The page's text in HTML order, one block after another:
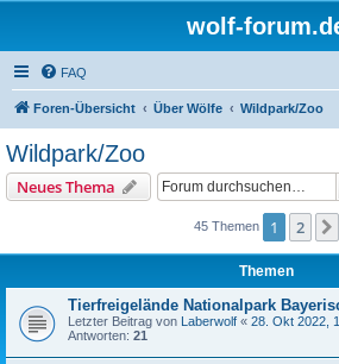
wolf-
FAQ
Foren-Übersicht Über Wölfe Wildpark/Zoo
Wildpark/Zoo
Neues Thema
45 Themen 1 2
Themen
Tierfreigelände Nationalpark
Letzter Beitrag von Laberwolf « 28. Okt 2022,
Antworten: 21